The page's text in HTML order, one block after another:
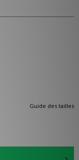
Guide des tailles